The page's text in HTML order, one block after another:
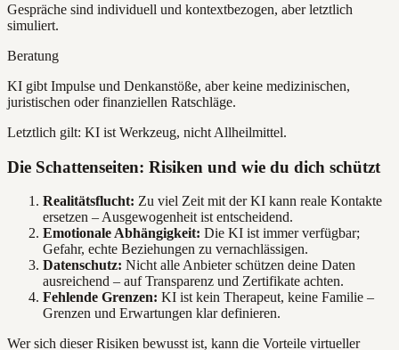
Gespräche sind individuell und kontextbezogen, aber letztlich
simuliert.
Beratung
KI gibt Impulse und Denkanstöße, aber keine medizinischen,
juristischen oder finanziellen Ratschläge.
Letztlich gilt: KI ist Werkzeug, nicht Allheilmittel.
Die Schattenseiten: Risiken und wie du dich schützt
Realitätsflucht: Zu viel Zeit mit der KI kann reale Kontakte
ersetzen – Ausgewogenheit ist entscheidend.
Emotionale Abhängigkeit: Die KI ist immer verfügbar;
Gefahr, echte Beziehungen zu vernachlässigen.
Datenschutz: Nicht alle Anbieter schützen deine Daten
ausreichend – auf Transparenz und Zertifikate achten.
Fehlende Grenzen: KI ist kein Therapeut, keine Familie –
Grenzen und Erwartungen klar definieren.
Wer sich dieser Risiken bewusst ist, kann die Vorteile virtueller